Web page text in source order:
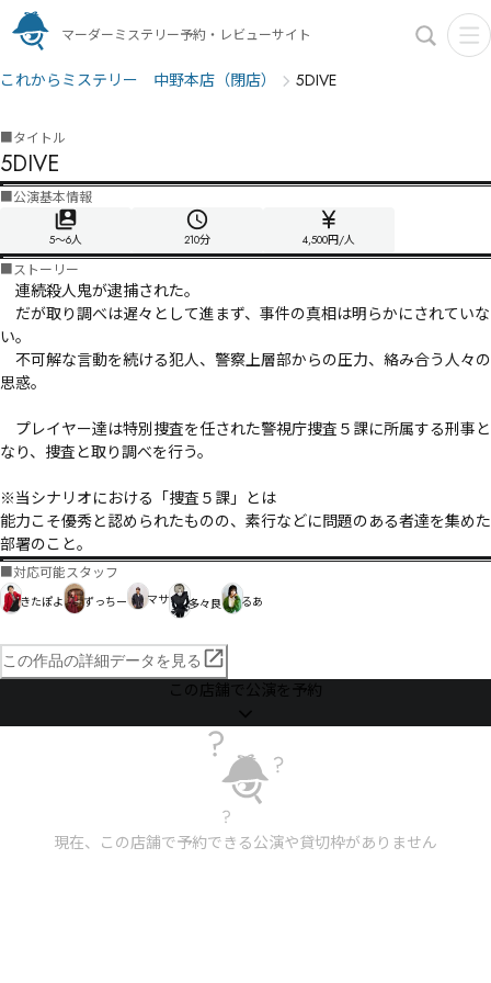
マーダーミステリー予約・レビューサイト
これからミステリー 中野本店（閉店） 5DIVE
■タイトル
5DIVE
■公演基本情報
5〜6人 210分 4,500円/人
■ストーリー
連続殺人鬼が逮捕された。
だが取り調べは遅々として進まず、事件の真相は明らかにされていな
い。
不可解な言動を続ける犯人、警察上層部からの圧力、絡み合う人々の
思惑。
プレイヤー達は特別捜査を任された警視庁捜査５課に所属する刑事と
なり、捜査と取り調べを行う。
※当シナリオにおける「捜査５課」とは
能力こそ優秀と認められたものの、素行などに問題のある者達を集めた
部署のこと。
■対応可能スタッフ
きたぽよ ずっちー マサ 多々良 るあ
この作品の詳細データを見る
この店舗で公演を予約
現在、この店舗で予約できる公演や貸切枠がありません